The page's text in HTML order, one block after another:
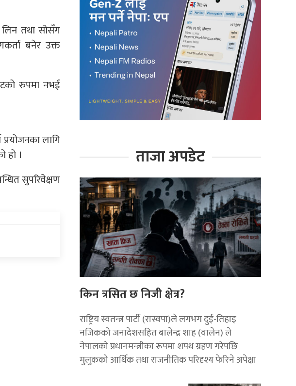
लिन तथा सोसँग
बनेर उक्त
रुपमा नभई
प्रयोजनका लागि
हो ।
सुपरिवेक्षण
ताजा अपडेट
किन त्रसित छ निजी क्षेत्र?
राष्ट्रिय स्वतन्त्र पार्टी (रास्वपा)ले लगभग दुई-तिहाइ
नजिकको जनादेशसहित बालेन्द्र शाह (वालेन) ले
नेपालको प्रधानमन्त्रीका रूपमा शपथ ग्रहण गरेपछि
मुलुकको आर्थिक तथा राजनीतिक परिदृश्य फेरिने अपेक्षा